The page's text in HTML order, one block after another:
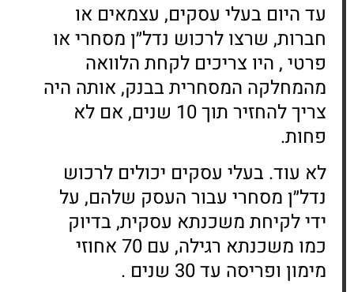
עד היום בעלי עסקים, עצמאים או
חברות, שרצו לרכוש נדל״ן מסחרי או
פרטי , היו צריכים לקחת הלוואה
מהמחלקה המסחרית בבנק, אותה היה
צריך להחזיר תוך 10 שנים, אם לא
פחות.
לא עוד. בעלי עסקים יכולים לרכוש
נדל״ן מסחרי עבור העסק שלהם, על
ידי לקיחת משכנתא עסקית, בדיוק
כמו משכנתא רגילה, עם 70 אחוזי
מימון ופריסה עד 30 שנים .